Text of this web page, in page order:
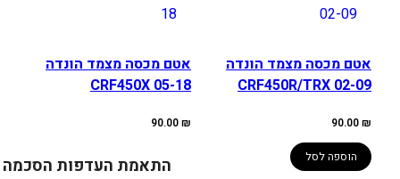
התאמת העדפות הסכמה
אטם מכסה מצמד הונדה
CRF450R/TRX 02-09
90.00₪
הוספה לסל
אטם מכסה מצמד הונדה
CRF450X 05-18
90.00₪